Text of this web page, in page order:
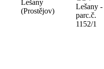
Lešany
(Prostějov)
Lešany -
parc.č.
1152/1